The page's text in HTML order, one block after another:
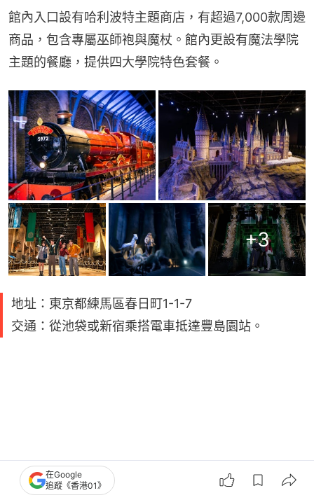
館內入口設有哈利波特主題商店，有超過7,000款周邊
商品，包含專屬巫師袍與魔杖。館內更設有魔法學院
主題的餐廳，提供四大學院特色套餐。
+3
地址：東京都練馬區春日町1-1-7
交通：從池袋或新宿乘搭電車抵達豐島園站。
在Google
追蹤《香港01》